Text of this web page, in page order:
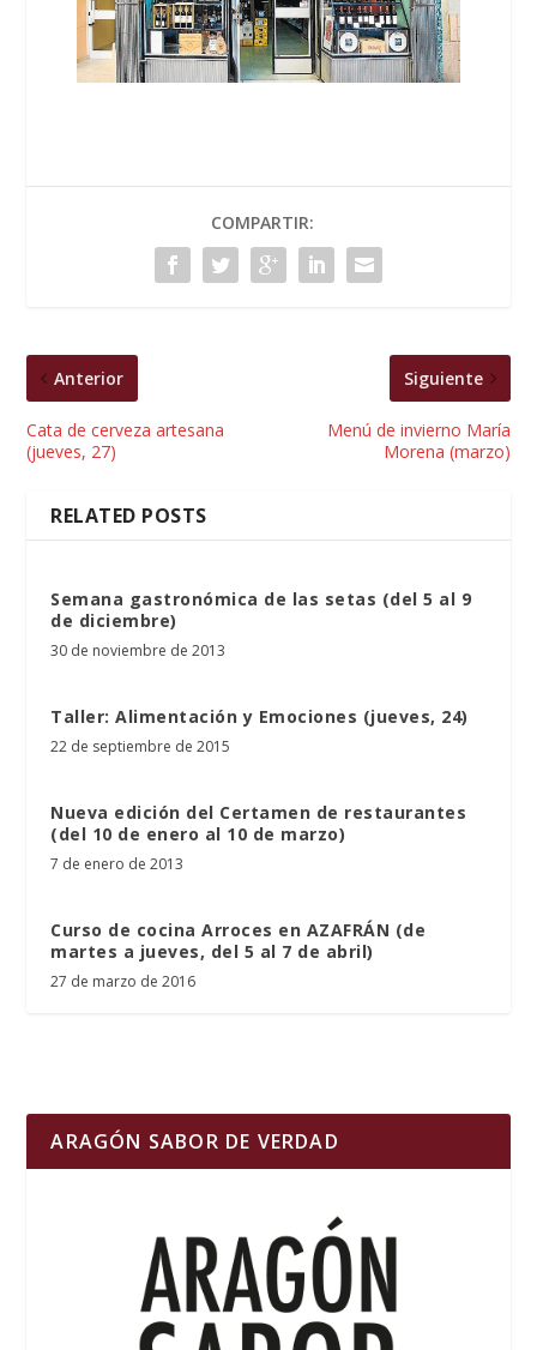
COMPARTIR:
Anterior
Cata de cerveza artesana
(jueves, 27)
Siguiente
Menú de invierno María
Morena (marzo)
RELATED POSTS
Semana gastronómica de las setas (del 5 al 9
de diciembre)
30 de noviembre de 2013
Taller: Alimentación y Emociones (jueves, 24)
22 de septiembre de 2015
Nueva edición del Certamen de restaurantes
(del 10 de enero al 10 de marzo)
7 de enero de 2013
Curso de cocina Arroces en AZAFRÁN (de
martes a jueves, del 5 al 7 de abril)
27 de marzo de 2016
ARAGÓN SABOR DE VERDAD